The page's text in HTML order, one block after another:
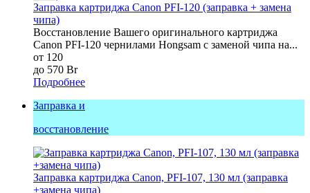
Заправка картриджа Canon PFI-120 (заправка + замена
чипа)
Восстановление Вашего оригинального картриджа
Canon PFI-120 чернилами Hongsam с заменой чипа на...
от 120
до 570 Br
Подробнее
Заправка и
восстановление
Заправка картриджа Canon, PFI-107, 130 мл (заправка
+замена чипа)